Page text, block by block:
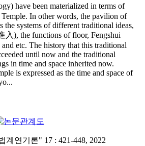
have been materialized in terms of
In other words, the pavilion of
the systems of different traditional ideas,
入), the functions of floor, Fengshui
etc. The history that this traditional
until now and the traditional
in time and space inherited now.
is expressed as the time and space of
계연기론" 17 : 421-448, 2022